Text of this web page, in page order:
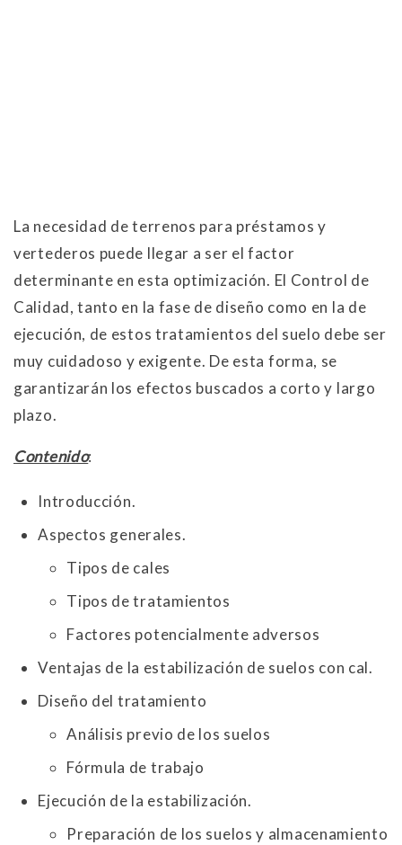
La necesidad de terrenos para préstamos y
vertederos puede llegar a ser el factor
determinante en esta optimización. El Control de
Calidad, tanto en la fase de diseño como en la de
ejecución, de estos tratamientos del suelo debe ser
muy cuidadoso y exigente. De esta forma, se
garantizarán los efectos buscados a corto y largo
plazo.
Contenido:
Introducción.
Aspectos generales.
Tipos de cales
Tipos de tratamientos
Factores potencialmente adversos
Ventajas de la estabilización de suelos con cal.
Diseño del tratamiento
Análisis previo de los suelos
Fórmula de trabajo
Ejecución de la estabilización.
Preparación de los suelos y almacenamiento